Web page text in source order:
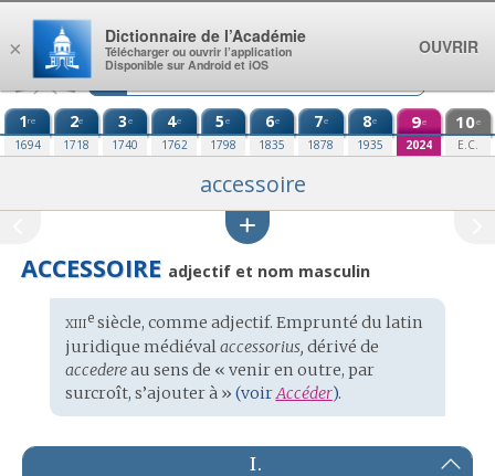
Aller au contenu
1re
1694
2e
1718
3e
1740
4e
1762
5e
1798
6e
1835
7e
1878
8e
1935
9e
2024
10e
E.C.
accessoire
ACCESSOIRE adjectif et nom masculin
Étymologie
:
xiiiesiècle, comme adjectif. Emprunté du latin
juridique médiévalaccessorius, dérivé de
accedereau sens de « venir en outre, par
surcroît, s’ajouter à » (voirAccéder).
I.
×
Dictionnaire de l’Académie
Télécharger ou ouvrir l’application
Disponible sur Android et iOS
OUVRIR